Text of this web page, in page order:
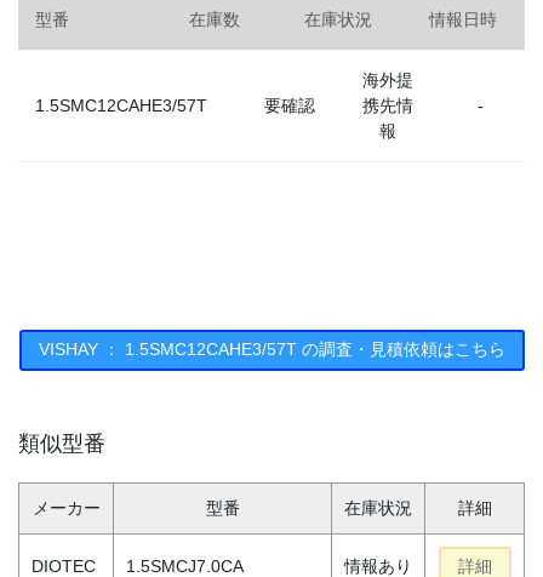
型番 在庫数 在庫状況 情報日時
1.5SMC12CAHE3/57T 要確認
海外提
携先情
報
-
VISHAY ： 1.5SMC12CAHE3/57T の調査・見積依頼はこちら
類似型番
メーカー 型番 在庫状況 詳細
DIOTEC 1.5SMCJ7.0CA 情報あり 詳細